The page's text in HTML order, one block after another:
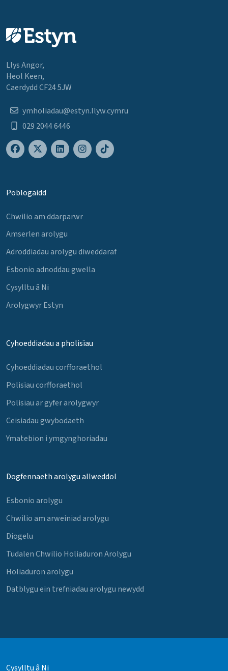
Llys Angor,
Heol Keen,
Caerdydd CF24 5JW
ymholiadau@estyn.llyw.cymru
029 2044 6446
Poblogaidd
Chwilio am ddarparwr
Amserlen arolygu
Adroddiadau arolygu diweddaraf
Esbonio adnoddau gwella
Cysylltu â Ni
Arolygwyr Estyn
Cyhoeddiadau a pholisïau
Cyhoeddiadau corfforaethol
Polisïau corfforaethol
Polisïau ar gyfer arolygwyr
Ceisiadau gwybodaeth
Ymatebion i ymgynghoriadau
Dogfennaeth arolygu allweddol
Esbonio arolygu
Chwilio am arweiniad arolygu
Diogelu
Tudalen Chwilio Holiaduron Arolygu
Holiaduron arolygu
Datblygu ein trefniadau arolygu newydd
Cysylltu â Ni